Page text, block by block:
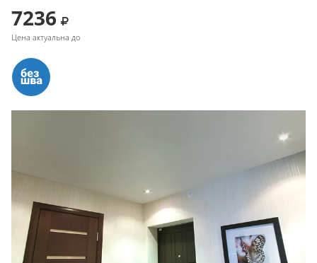
7236
Цена актуальна до